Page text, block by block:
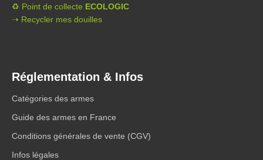
♻️ Point de collecte ECOLOGIC
➝ Recycler mes douilles
Réglementation & Infos
Catégories des armes
Guide des armes en France
Conditions générales de vente (CGV)
Infos légales